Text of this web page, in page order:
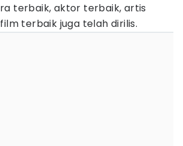
terbaik, aktor terbaik, artis
terbaik juga telah dirilis.